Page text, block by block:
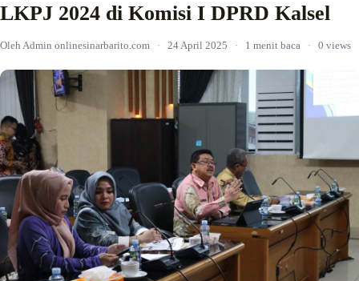
LKPJ 2024 di Komisi I DPRD Kalsel
Oleh Admin onlinesinarbarito.com · 24 April 2025 · 1 menit baca · 0 views